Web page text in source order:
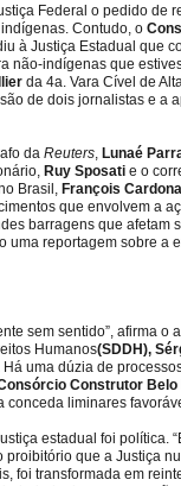
Federal o pedido de
Contudo, o
à Justiça Estadual que
não-indígenas que
da 4a. Vara Cível de
de dois jornalistas e a
da Reuters Lunaé
Ruy Sposati e o
Brasil, François Cardona
que envolvem a
barragens que afetam
uma reportagem sobre a
sem sentido”, afirma o
Humanos(SDDH),
uma dúzia de
Construtor Belo
liminares
estadual foi política.
proibitório que a Justiça
foi transformada em